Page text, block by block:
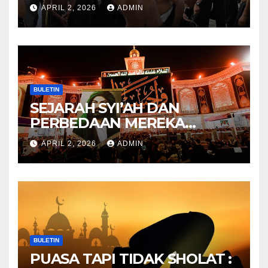
Mitos Imam Gaib
APRIL 2, 2026 ADMIN
BULETIN
SEJARAH SYI’AH DAN
PERBEDAAN MEREKA
ANTARA DULU DAN
SEKARANG
APRIL 2, 2026 ADMIN
BULETIN
PUASA TAPI TIDAK SHOLAT :